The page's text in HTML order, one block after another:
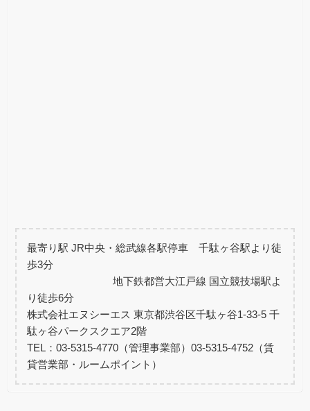
最寄り駅 JR中央・総武線各駅停車 千駄ヶ谷駅より徒
歩3分
地下鉄都営大江戸線 国立競技場駅よ
り徒歩6分
株式会社エヌシーエス 東京都渋谷区千駄ヶ谷1-33-5 千
駄ヶ谷パークスクエア2階
TEL：03-5315-4770（管理事業部）03-5315-4752（賃
貸営業部・ルームポイント）